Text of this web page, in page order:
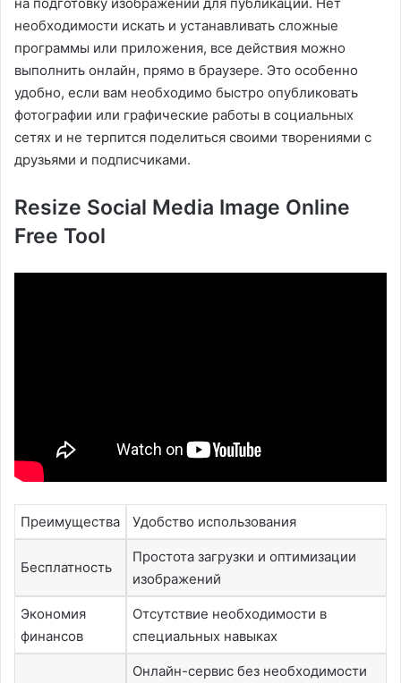
необходимости искать и устанавливать сложные
программы или приложения, все действия можно
выполнить онлайн, прямо в браузере. Это особенно
удобно, если вам необходимо быстро опубликовать
фотографии или графические работы в социальных
сетях и не терпится поделиться своими творениями с
друзьями и подписчиками.
Resize Social Media Image Online
Free Tool
Преимущества Удобство использования
Бесплатность
Простота загрузки и оптимизации
изображений
Экономия
финансов
Отсутствие необходимости в
специальных навыках
Онлайн-сервис без необходимости